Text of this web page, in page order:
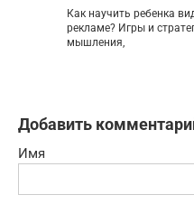
Как научить ребенка
рекламе? Игры и
мышления,
Добавить
Имя